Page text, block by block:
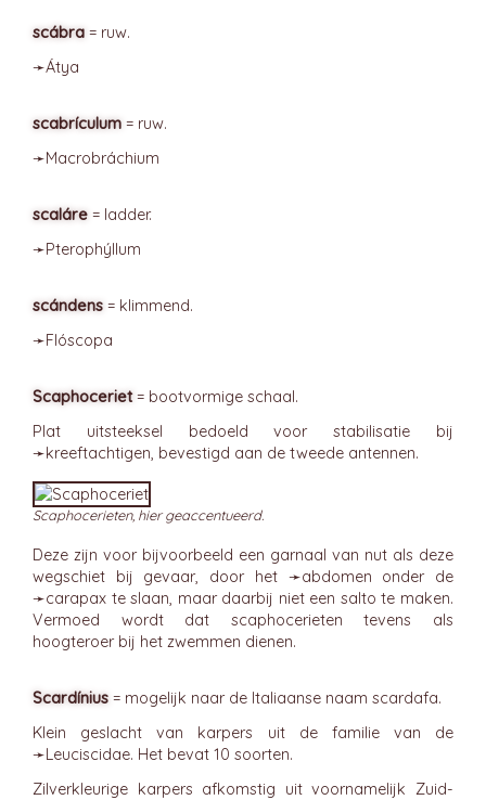
scábra = ruw.
➛Átya
scabrículum = ruw.
➛Macrobráchium
scaláre = ladder.
➛Pterophýllum
scándens = klimmend.
➛Flóscopa
Scaphoceriet= bootvormige schaal.
Plat uitsteeksel bedoeld voor stabilisatie bij
➛kreeftachtigen, bevestigd aan de tweede antennen.
Scaphocerieten, hier geaccentueerd.
Deze zijn voor bijvoorbeeld een garnaal van nut als deze
wegschiet bij gevaar, door het ➛abdomen onder de
➛carapax te slaan, maar daarbij niet een salto te maken.
Vermoed wordt dat scaphocerieten tevens als
hoogteroer bij het zwemmen dienen.
Scardínius = mogelijk naar de Italiaanse naam scardafa.
Klein geslacht van karpers uit de familie van de
➛Leuciscidae. Het bevat 10 soorten.
Zilverkleurige karpers afkomstig uit voornamelijk Zuid-